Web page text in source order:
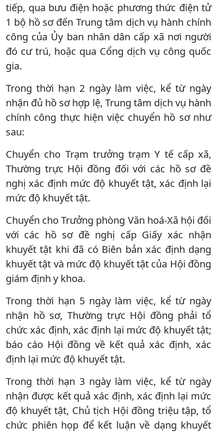
tiếp, qua bưu điện hoặc phương thức điện tử
1 bộ hồ sơ đến Trung tâm dịch vụ hành chính
công của Ủy ban nhân dân cấp xã nơi người
đó cư trú, hoặc qua Cổng dịch vụ công quốc
gia.
Trong thời hạn 2 ngày làm việc, kể từ ngày
nhận đủ hồ sơ hợp lệ, Trung tâm dịch vụ hành
chính công thực hiện việc chuyển hồ sơ như
sau:
Chuyển cho Trạm trưởng trạm Y tế cấp xã,
Thường trực Hội đồng đối với các hồ sơ đề
nghị xác định mức độ khuyết tật, xác định lại
mức độ khuyết tật.
Chuyển cho Trưởng phòng Văn hoá-Xã hội đối
với các hồ sơ đề nghị cấp Giấy xác nhận
khuyết tật khi đã có Biên bản xác định dạng
khuyết tật và mức độ khuyết tật của Hội đồng
giám định y khoa.
Trong thời hạn 5 ngày làm việc, kể từ ngày
nhận hồ sơ, Thường trực Hội đồng phải tổ
chức xác định, xác định lại mức độ khuyết tật;
báo cáo Hội đồng về kết quả xác định, xác
định lại mức độ khuyết tật.
Trong thời hạn 3 ngày làm việc, kể từ ngày
nhận được kết quả xác định, xác định lại mức
độ khuyết tật, Chủ tịch Hội đồng triệu tập, tổ
chức phiên họp để kết luận về dạng khuyết